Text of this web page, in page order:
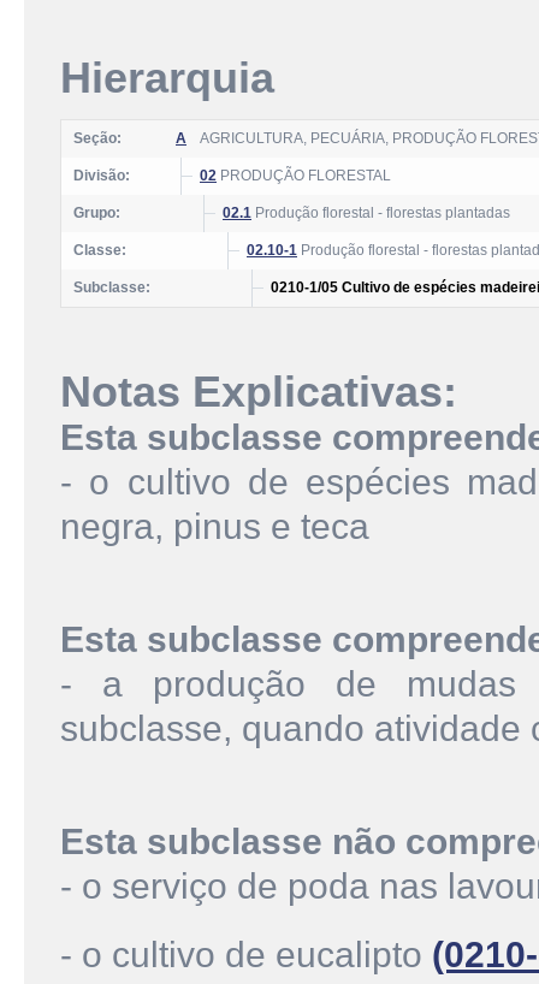
Hierarquia
Seção: A AGRICULTURA, PECUÁRIA, PRODUÇÃO
Divisão: 02 PRODUÇÃO FLORESTAL
Grupo: 02.1 Produção florestal - florestas plantadas
Classe: 02.10-1 Produção florestal - florestas
Subclasse: 0210-1/05 Cultivo de espécies
Notas Explicativas:
Esta subclasse
- o cultivo de espécies
negra, pinus e teca
Esta subclasse
- a produção de mudas
subclasse, quando atividade
Esta subclasse não
- o serviço de poda nas
- o cultivo de eucalipto